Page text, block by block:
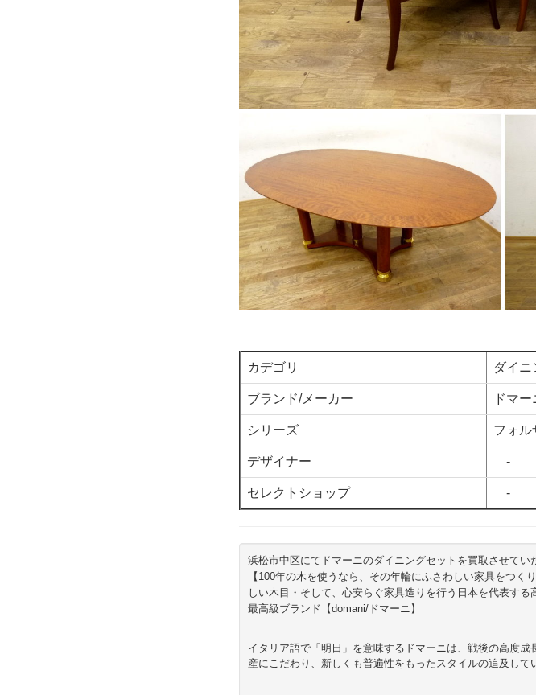
カデゴリ ダイニ
ブランド/メーカー ドマー
シリーズ フォル
デザイナー -
セレクトショップ -
浜松市中区にてドマーニのダイニングセットを買取させてい
【100年の木を使うなら、その年輪にふさわしい家具をつ
しい木目・そして、心安らぐ家具造りを行う日本を代表する
最高級ブランド【domani/ドマーニ】
イタリア語で「明日」を意味するドマーニは、戦後の高度
産にこだわり、新しくも普遍性をもったスタイルの追及して